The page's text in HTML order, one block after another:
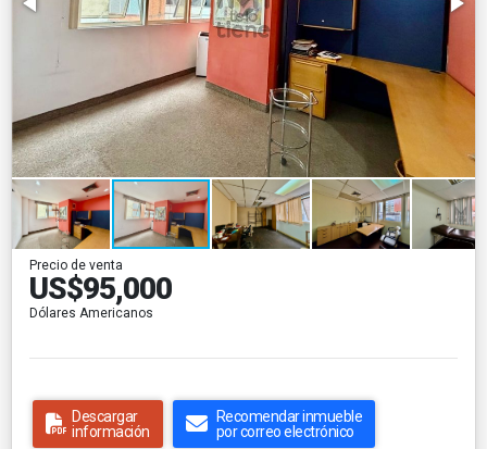
Precio de venta
US$95,000
Dólares Americanos
Descargar
información
Recomendar inmueble
por correo electrónico